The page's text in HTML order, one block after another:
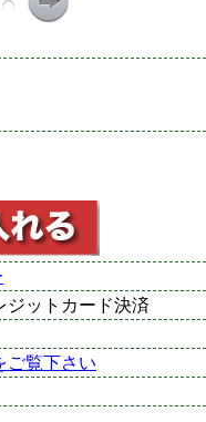
ジットカード決済
ご覧下さい